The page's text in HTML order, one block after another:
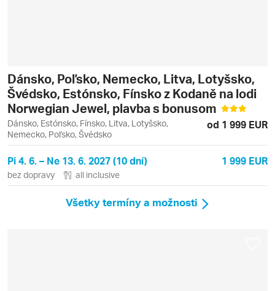
Dánsko, Poľsko, Nemecko, Litva, Lotyšsko,
Švédsko, Estónsko, Fínsko z Kodaně na lodi
Norwegian Jewel, plavba s bonusom
Dánsko, Estónsko, Fínsko, Litva, Lotyšsko,
Nemecko, Poľsko, Švédsko
od 1 999 EUR
Pi 4. 6. – Ne 13. 6. 2027 (10 dní) 1 999 EUR
bez dopravy all inclusive
Všetky termíny a možnosti